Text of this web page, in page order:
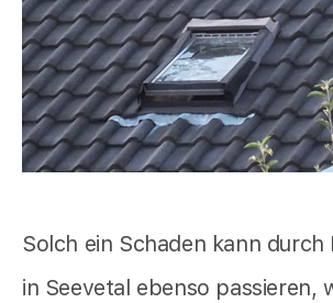
Solch ein Schaden kann durch
in Seevetal ebenso passieren,